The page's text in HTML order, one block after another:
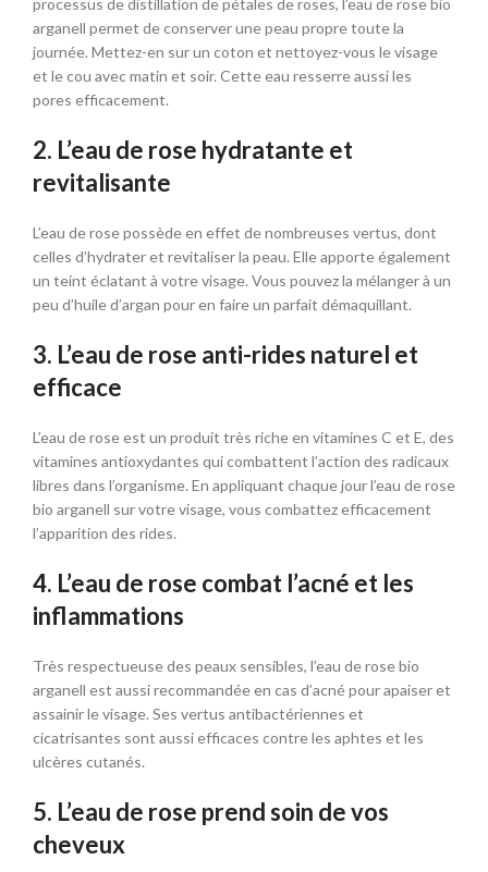
processus de distillation de pétales de roses, l’eau de rose bio
arganell permet de conserver une peau propre toute la
journée. Mettez-en sur un coton et nettoyez-vous le visage
et le cou avec matin et soir. Cette eau resserre aussi les
pores efficacement.
2. L’eau de rose hydratante et
revitalisante
L’eau de rose possède en effet de nombreuses vertus, dont
celles d’hydrater et revitaliser la peau. Elle apporte également
un teint éclatant à votre visage. Vous pouvez la mélanger à un
peu d’huile d’argan pour en faire un parfait démaquillant.
3. L’eau de rose anti-rides naturel et
efficace
L’eau de rose est un produit très riche en vitamines C et E, des
vitamines antioxydantes qui combattent l’action des radicaux
libres dans l’organisme. En appliquant chaque jour l’eau de rose
bio arganell sur votre visage, vous combattez efficacement
l’apparition des rides.
4. L’eau de rose combat l’acné et les
inflammations
Très respectueuse des peaux sensibles, l’eau de rose bio
arganell est aussi recommandée en cas d’acné pour apaiser et
assainir le visage. Ses vertus antibactériennes et
cicatrisantes sont aussi efficaces contre les aphtes et les
ulcères cutanés.
5. L’eau de rose prend soin de vos
cheveux